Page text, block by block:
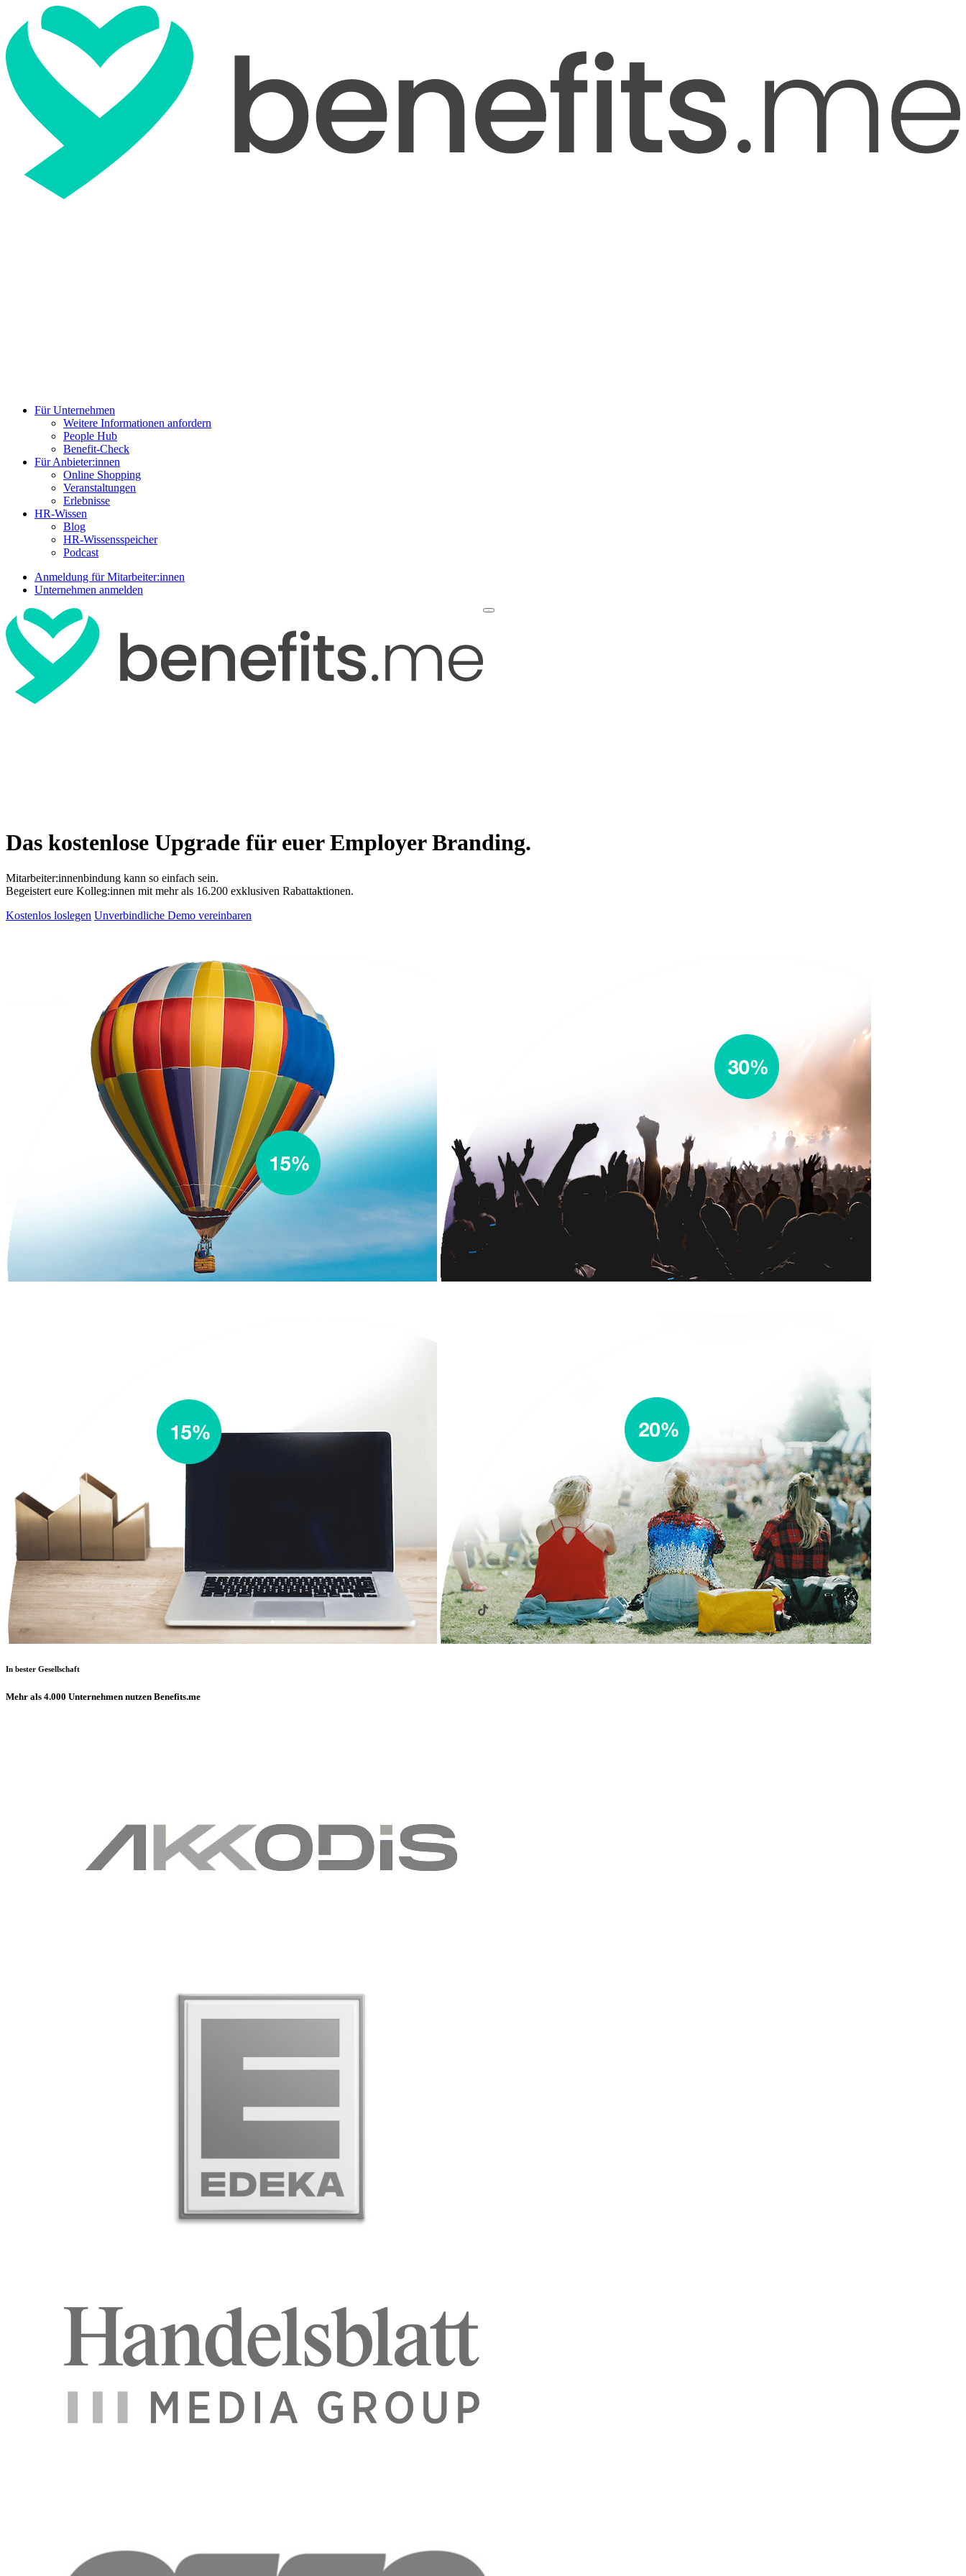
Für Unternehmen
Weitere Informationen anfordern
People Hub
Benefit-Check
Für Anbieter:innen
Online Shopping
Veranstaltungen
Erlebnisse
HR-Wissen
Blog
HR-Wissensspeicher
Podcast
Anmeldung für Mitarbeiter:innen
Unternehmen anmelden
Das kostenlose Upgrade für euer Employer Branding.
Mitarbeiter:innenbindung kann so einfach sein.
Begeistert eure Kolleg:innen mit mehr als 16.200 exklusiven Rabattaktionen.
Kostenlos loslegen Unverbindliche Demo vereinbaren
In bester Gesellschaft
Mehr als 4.000 Unternehmen nutzen Benefits.me